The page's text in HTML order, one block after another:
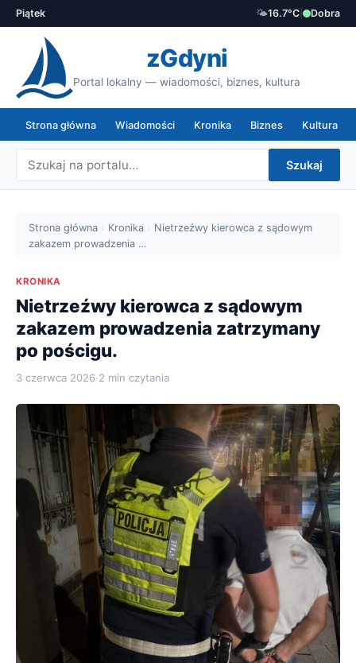
Piątek 🌤️16.7°C Dobra
zGdyni
Portal lokalny — wiadomości, biznes, kultura
Strona główna Wiadomości Kronika Biznes Kultura
Szukaj
Strona główna › Kronika › Nietrzeźwy kierowca z sądowym
zakazem prowadzenia …
KRONIKA
Nietrzeźwy kierowca z sądowym
zakazem prowadzenia zatrzymany
po pościgu.
3 czerwca 2026·2 min czytania